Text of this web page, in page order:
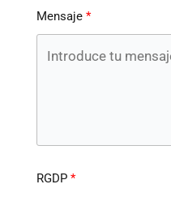
Mensaje
RGDP